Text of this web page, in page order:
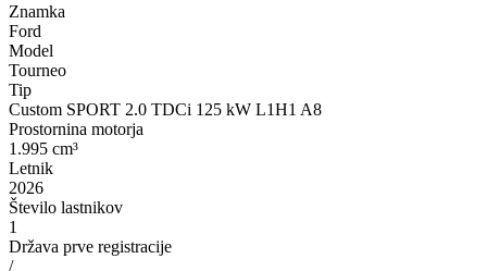
Znamka
Ford
Model
Tourneo
Tip
Custom SPORT 2.0 TDCi 125 kW L1H1 A8
Prostornina motorja
1.995 cm³
Letnik
2026
Število lastnikov
1
Država prve registracije
/